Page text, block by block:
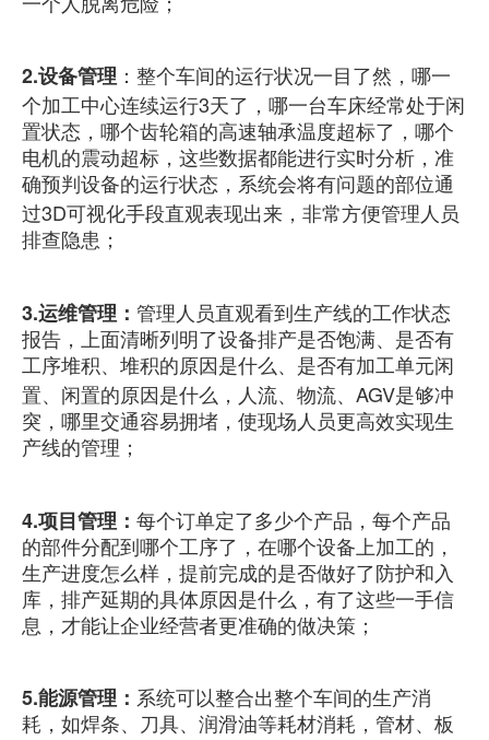
一个人脱离危险；
2.设备管理：整个车间的运行状况一目了然，哪一
个加工中心连续运行3天了，哪一台车床经常处于闲
置状态，哪个齿轮箱的高速轴承温度超标了，哪个
电机的震动超标，这些数据都能进行实时分析，准
确预判设备的运行状态，系统会将有问题的部位通
过3D可视化手段直观表现出来，非常方便管理人员
排查隐患；
3.运维管理： 管理人员直观看到生产线的工作状态
报告，上面清晰列明了设备排产是否饱满、是否有
工序堆积、堆积的原因是什么、是否有加工单元闲
置、闲置的原因是什么，人流、物流、AGV是够冲
突，哪里交通容易拥堵，使现场人员更高效实现生
产线的管理；
4.项目管理： 每个订单定了多少个产品，每个产品
的部件分配到哪个工序了，在哪个设备上加工的，
生产进度怎么样，提前完成的是否做好了防护和入
库，排产延期的具体原因是什么，有了这些一手信
息，才能让企业经营者更准确的做决策；
5.能源管理： 系统可以整合出整个车间的生产消
耗，如焊条、刀具、润滑油等耗材消耗，管材、板